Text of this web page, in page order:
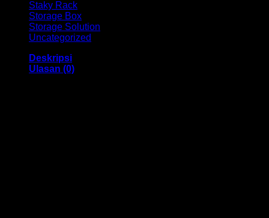
Staky Rack
Storage Box
Storage Solution
Uncategorized
Deskripsi
Ulasan (0)